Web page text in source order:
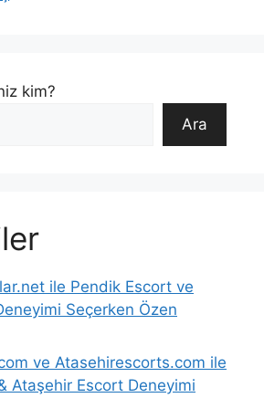
kim?
Ara
ile Pendik Escort ve
Seçerken Özen
ve Atasehirescorts.com ile
Ataşehir Escort Deneyimi